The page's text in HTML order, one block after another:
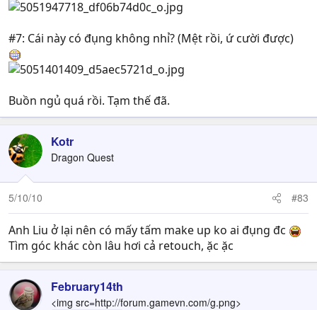
#7: Cái này có đụng không nhỉ? (Mệt rồi, ứ cười được)
Buồn ngủ quá rồi. Tạm thế đã.
Kotr
Dragon Quest
5/10/10 #83
Anh Liu ở lại nên có mấy tấm make up ko ai đụng đc
Tìm góc khác còn lâu hơi cả retouch, ặc ặc
February14th
<img src=http://forum.gamevn.com/g.png>